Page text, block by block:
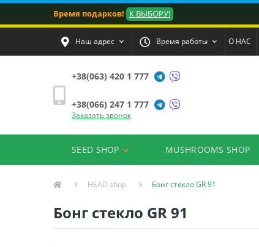
Время подарков! К ВЫБОРУ!
Наш адрес Время работы О НАС
+38(063) 420 1 777
+38(066) 247 1 777
Заказать звонок
SEED SHOP MUSHROOMS SHOP
HEAD shop Бонг стекло GR 91
Бонг стекло GR 91